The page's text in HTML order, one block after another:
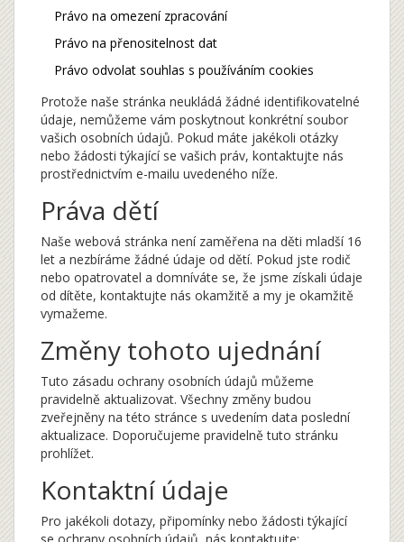
Právo na omezení zpracování
Právo na přenositelnost dat
Právo odvolat souhlas s používáním cookies
Protože naše stránka neukládá žádné identifikovatelné
údaje, nemůžeme vám poskytnout konkrétní soubor
vašich osobních údajů. Pokud máte jakékoli otázky
nebo žádosti týkající se vašich práv, kontaktujte nás
prostřednictvím e-mailu uvedeného níže.
Práva dětí
Naše webová stránka není zaměřena na děti mladší 16
let a nezbíráme žádné údaje od dětí. Pokud jste rodič
nebo opatrovatel a domníváte se, že jsme získali údaje
od dítěte, kontaktujte nás okamžitě a my je okamžitě
vymažeme.
Změny tohoto ujednání
Tuto zásadu ochrany osobních údajů můžeme
pravidelně aktualizovat. Všechny změny budou
zveřejněny na této stránce s uvedením data poslední
aktualizace. Doporučujeme pravidelně tuto stránku
prohlížet.
Kontaktní údaje
Pro jakékoli dotazy, připomínky nebo žádosti týkající